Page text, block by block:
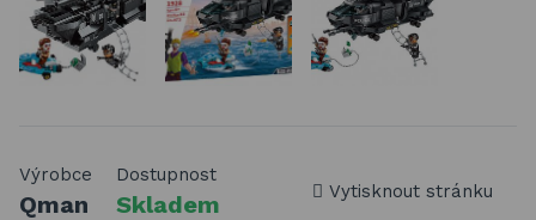
Výrobce
Qman
Dostupnost
Skladem Vytisknout stránku